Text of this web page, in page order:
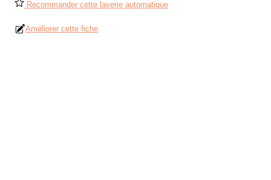
Recommander cette laverie automatique
Améliorer cette fiche